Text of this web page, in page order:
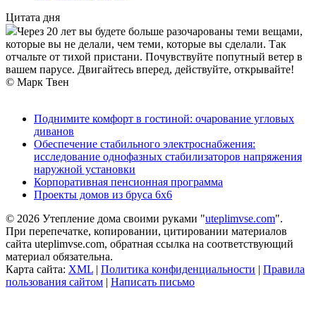
Цитата дня
Через 20 лет вы будете больше разочарованы теми вещами,
которые вы не делали, чем теми, которые вы сделали. Так
отчальте от тихой пристани. Почувствуйте попутный ветер в
вашем парусе. Двигайтесь вперед, действуйте, открывайте!
© Марк Твен
Поднимите комфорт в гостиной: очарование угловых
диванов
Обеспечение стабильного электроснабжения:
исследование однофазных стабилизаторов напряжения
наружной установки
Корпоративная пенсионная программа
Проекты домов из бруса 6х6
© 2026 Утепление дома своими руками "uteplimvse.com".
При перепечатке, копировании, цитировании материалов
сайта uteplimvse.com, обратная ссылка на соответствующий
материал обязательна.
Карта сайта: XML | Политика конфиденциальности | Правила
пользования сайтом | Написать письмо